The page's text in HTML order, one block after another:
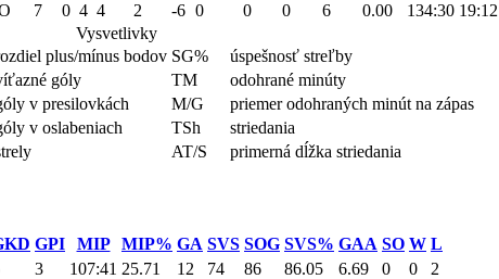
7 0 4 4 2 -6 0 0 0 6 0.00 134:30 19:12
Vysvetlivky
plus/mínus bodov SG%
úspešnosť streľby
góly TM
odohrané minúty
v presilovkách M/G
priemer odohraných minút na zápas
v oslabeniach TSh
striedania
AT/S primerná dĺžka striedania
GPI MIP MIP% GA SVS SOG SVS% GAA SO W L
3 107:41 25.71 12 74 86 86.05 6.69 0 0
2